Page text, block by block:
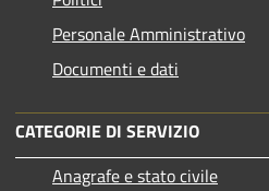
Personale Amministrativo
Documenti e dati
CATEGORIE DI SERVIZIO
Anagrafe e stato civile